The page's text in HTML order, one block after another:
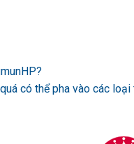
có thể pha vào các